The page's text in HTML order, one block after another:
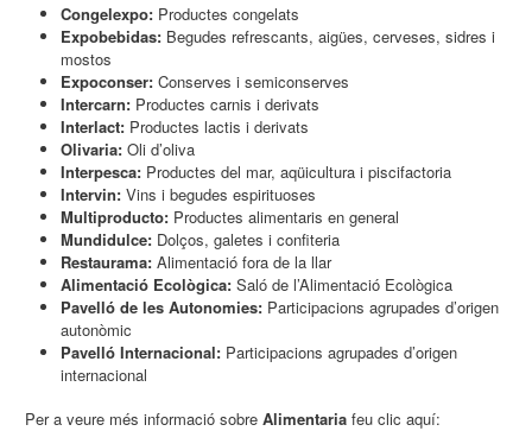
Congelexpo: Productes congelats
Expobebidas: Begudes refrescants, aigües, cerveses, sidres i
mostos
Expoconser: Conserves i semiconserves
Intercarn: Productes carnis i derivats
Interlact: Productes lactis i derivats
Olivaria: Oli d’oliva
Interpesca: Productes del mar, aqüicultura i piscifactoria
Intervin: Vins i begudes espirituoses
Multiproducto: Productes alimentaris en general
Mundidulce: Dolços, galetes i confiteria
Restaurama: Alimentació fora de la llar
Alimentació Ecològica: Saló de l’Alimentació Ecològica
Pavelló de les Autonomies: Participacions agrupades d’origen
autonòmic
Pavelló Internacional: Participacions agrupades d’origen
internacional
Per a veure més informació sobreAlimentaria feu clic aquí: